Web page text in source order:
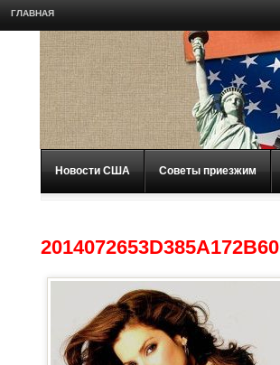
ГЛАВНАЯ
Новости США Советы приезжим
2014072653D385A172B60